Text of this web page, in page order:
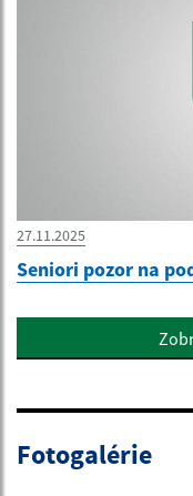
27.11.2025
Seniori pozor na
Fotogalérie